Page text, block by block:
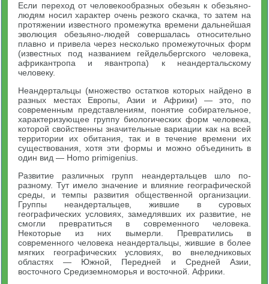
Если переход от человекообразных обезьян к обезьяно-
людям носил характер очень резкого скачка, то затем на
протяжении известного промежутка времени дальнейшая
эволюция обезьяно-людей совершалась относительно
плавно и привела через несколько промежуточных форм
(известных под названием гейдельбергского человека,
африкантропа и явантропа) к неандертальскому
человеку.
Неандертальцы (множество остатков которых найдено в
разных местах Европы, Азии и Африки) — это, по
современным представлениям, понятие собирательное,
характеризующее группу биологических форм человека,
которой свойственны значительные вариации как на всей
территории их обитания, так и в течение времени их
существования, хотя эти формы и можно объединить в
один вид — Homo primigenius.
Развитие различных групп неандертальцев шло по-
разному. Тут имело значение и влияние географической
среды, и темпы развития общественной организации.
Группы неандертальцев, жившие в суровых
географических условиях, замедлявших их развитие, не
смогли превратиться в современного человека.
Некоторые из них вымерли. Превратились в
современного человека неандертальцы, жившие в более
мягких географических условиях, во внеледниковых
областях — Южной, Передней и Средней Азии,
восточного Средиземноморья и восточной. Африки.